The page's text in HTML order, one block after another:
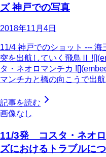
ズ 神戸での写真
2018年11月4日
11/4 神戸でのショット --- 海
突を出航していく飛鳥Ⅱ
タ・ネオロマンチカ
マンチカと橋の向こうで出
記事を読む
画像なし
11/3発 コスタ・ネオ
ズにおけるトラブルに